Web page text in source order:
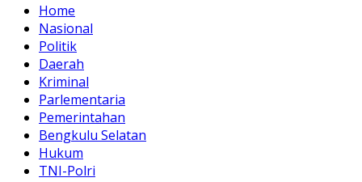
Home
Nasional
Politik
Daerah
Kriminal
Parlementaria
Pemerintahan
Bengkulu Selatan
Hukum
TNI-Polri